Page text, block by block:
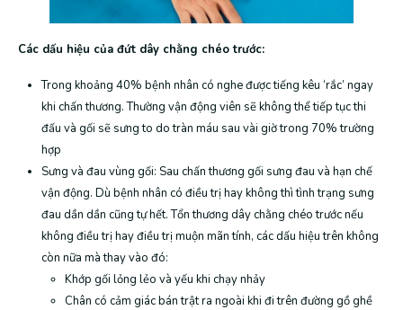
Các dấu hiệu của đứt dây chằng chéo trước:
Trong khoảng 40% bệnh nhân có nghe được tiếng kêu ‘rắc’ ngay
khi chấn thương. Thường vận động viên sẽ không thể tiếp tục thi
đấu và gối sẽ sưng to do tràn máu sau vài giờ trong 70% trường
hợp
Sưng và đau vùng gối: Sau chấn thương gối sưng đau và hạn chế
vận động. Dù bệnh nhân có điều trị hay không thì tình trạng sưng
đau dần dần cũng tự hết. Tổn thương dây chằng chéo trước nếu
không điều trị hay điều trị muộn mãn tính, các dấu hiệu trên không
còn nữa mà thay vào đó:
Khớp gối lỏng lẻo và yếu khi chạy nhảy
Chân có cảm giác bán trật ra ngoài khi đi trên đường gồ ghề